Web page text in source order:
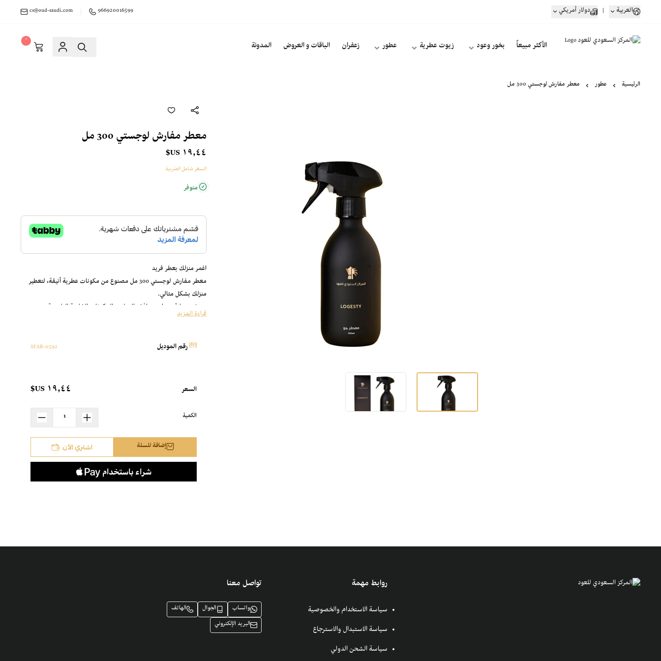
العربية | دولار أمريكي 966920016599
cs@oud-saudi.com
الأكثر مبيعاً بخور وعود زيوت عطرية عطور زعفران الباقات و العروض المدونة
٠
الرئيسية عطور معطر مفارش لوجستي 300 مل
معطر مفارش لوجستي 300 مل
١٩٫٤٤ US$
السعر شامل الضريبة
متوفر
اغمر منزلك بعطر فريد
معطر مفارش لوجستي 300 مل مصنوع من مكونات عطرية أنيقة، لتعطير
منزلك بشكل مثالي.
محضر بعناية من اجود وافخر العطور والمكونات الخاصة الطبيعية.
مصنوع من ( بتلات الورد / أزهار الياسمين الأبيض / زيت خشب الصندل /
ذو ثبات عالي للغاية.
احرص على إستخدام معطر مفارش لوجستي 300 مل بشكل يومي، للحصول
استكشف المزيد من منتجاتنا الأكثر طلبا
معطر مفارش بيور لوف 300 مل
معطر مفارش ميكسيكو 300 مل
قراءة المزيد
رقم الموديل 0592-SFAB
السعر ١٩٫٤٤ US$
الكمية
إضافة للسلة اشتري الآن
روابط مهمة
سياسة الاستخدام والخصوصية
سياسة الاستبدال والاسترجاع
سياسة الشحن الدولي
تواصل معنا
واتساب الجوال
الهاتف
البريد الإلكتروني